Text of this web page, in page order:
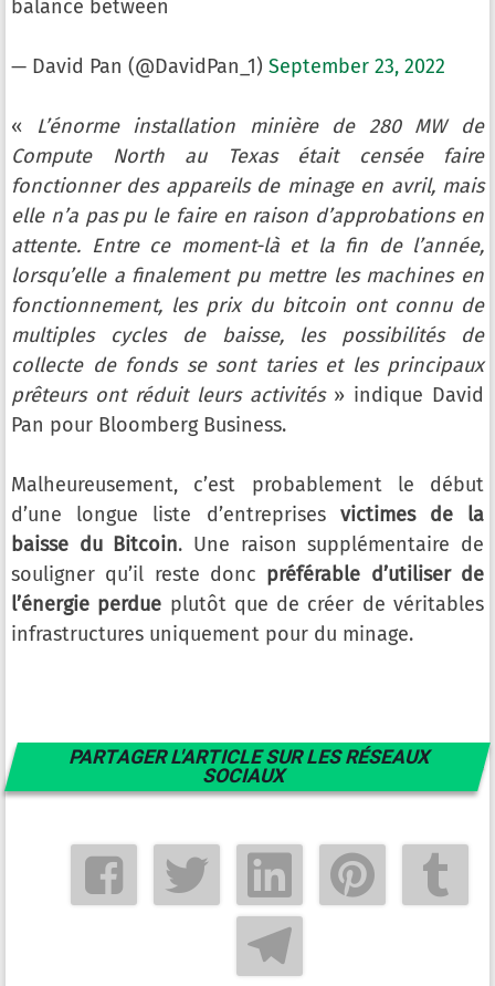
balance between
— David Pan (@DavidPan_1) September 23, 2022
«
L’énorme installation minière de 280 MW de
Compute North au Texas était censée faire
fonctionner des appareils de minage en avril, mais
elle n’a pas pu le faire en raison d’approbations en
attente. Entre ce moment-là et la fin de l’année,
lorsqu’elle a finalement pu mettre les machines en
fonctionnement, les prix du bitcoin ont connu de
multiples cycles de baisse, les possibilités de
collecte de fonds se sont taries et les principaux
prêteurs ont réduit leurs activités» indique David
Pan pour Bloomberg Business.
Malheureusement, c’est probablement le début
d’une longue liste d’entreprises victimes de la
baisse du Bitcoin. Une raison supplémentaire de
souligner qu’il reste donc préférable d’utiliser de
l’énergie perdue plutôt que de créer de véritables
infrastructures uniquement pour du minage.
PARTAGER L'ARTICLE SUR LES RÉSEAUX
SOCIAUX